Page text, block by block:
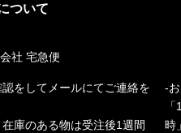
ついて
社 宅急便
をしてメールにてご連絡を
庫のある物は受注後1週間
-
時